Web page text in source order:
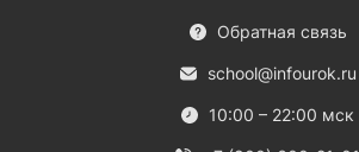
Обратная связь
school@infourok.ru
10:00 – 22:00 мск